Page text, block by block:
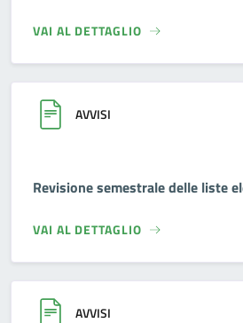
VAI AL DETTAGLIO
AVVISI
Revisione semestrale delle liste
VAI AL DETTAGLIO
AVVISI